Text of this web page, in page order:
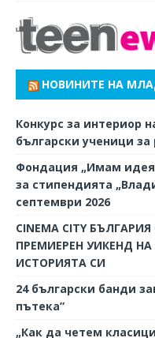
НОВИНИТЕ НА
Конкурс за интериор
български ученици
Фондация „Имам
за стипендията
септември 2026
CINEMA CITY
ПРЕМИЕРЕН УИКЕНД
ИСТОРИЯТА СИ
24 български банди
пътека”
„Как да четем